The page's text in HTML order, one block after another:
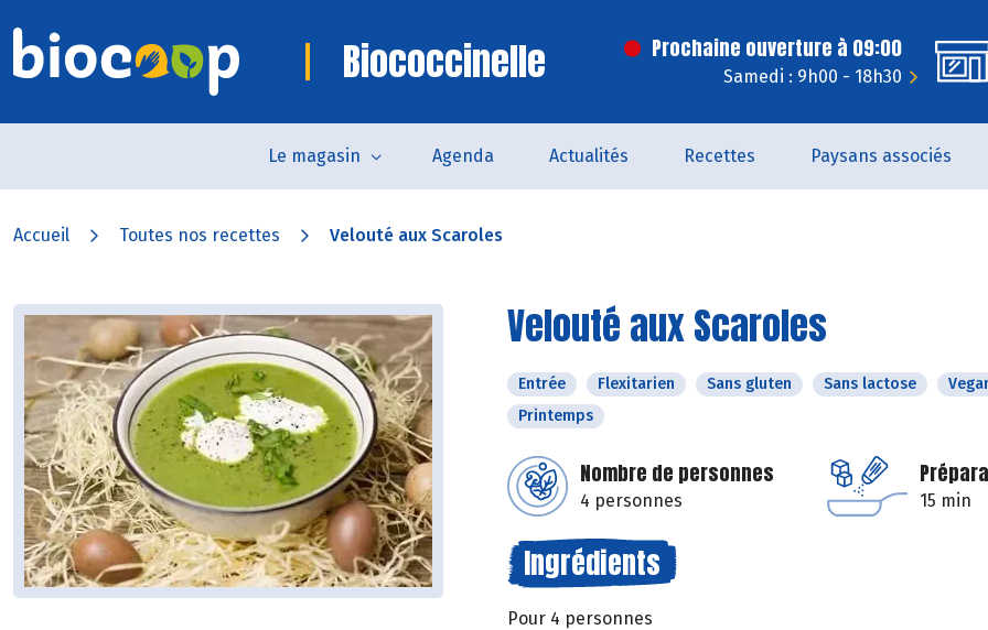
Biococcinelle Prochaine ouverture à 09:00
Samedi : 9h00 - 18h30
Le magasin Agenda Actualités Recettes Paysans associés
Accueil Toutes nos recettes Velouté aux Scaroles
Velouté aux Scaroles
Entrée Flexitarien Sans gluten Sans lactose
Printemps
Nombre de personnes
4 personnes 15 min
Ingrédients
Pour 4 personnes